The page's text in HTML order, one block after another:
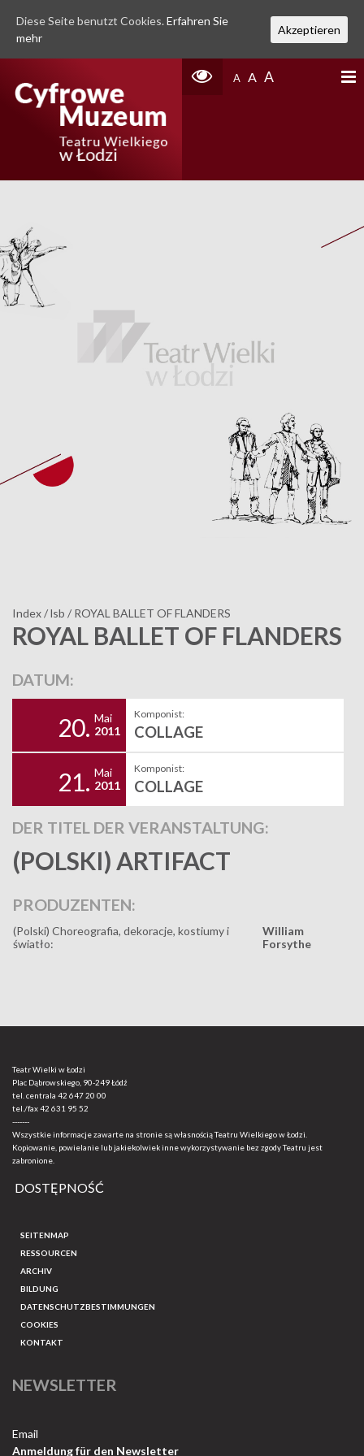
A A A
Index/lsb / ROYAL BALLET OF FLANDERS
ROYAL BALLET OF FLANDERS
DATUM:
20. Mai
2011
Komponist:
COLLAGE
21. Mai
2011
Komponist:
COLLAGE
DER TITEL DER VERANSTALTUNG:
(POLSKI) ARTIFACT
PRODUZENTEN:
(Polski) Choreografia, dekoracje, kostiumy i
światło:
William
Forsythe
Teatr Wielki w Łodzi
Plac Dąbrowskiego, 90-249 Łódź
tel. centrala 42 647 20 00
tel./fax42 631 95 52
-------
Wszystkie informacje zawarte na stronie są własnością Teatru Wielkiego w Łodzi.
Kopiowanie, powielanie lub jakiekolwiek inne wykorzystywanie bez zgody Teatru jest
zabronione.
DOSTĘPNOŚĆ
SEITENMAP
RESSOURCEN
ARCHIV
BILDUNG
DATENSCHUTZBESTIMMUNGEN
COOKIES
KONTAKT
NEWSLETTER
Email
Anmeldung für den Newsletter
Diese Seite benutzt Cookies. Erfahren Sie
mehr
Akzeptieren